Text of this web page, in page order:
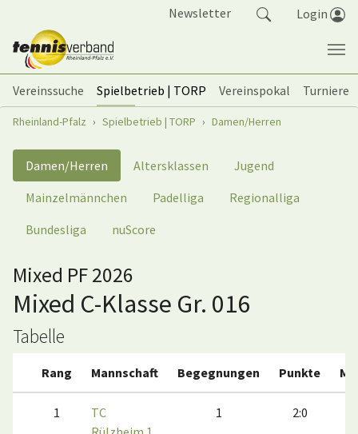
Newsletter Login
Vereinssuche Spielbetrieb | TORP Vereinspokal
Turniere
Sie sind hier:
Rheinland-Pfalz Spielbetrieb | TORP Damen/Herren
Damen/Herren Altersklassen
Jugend
Mainzelmännchen
Padelliga
Regionalliga
Bundesliga
nuScore
Mixed PF 2026
Mixed C-Klasse Gr. 016
Tabelle
Rang Mannschaft Begegnungen Punkte
1
TC
1 2:0